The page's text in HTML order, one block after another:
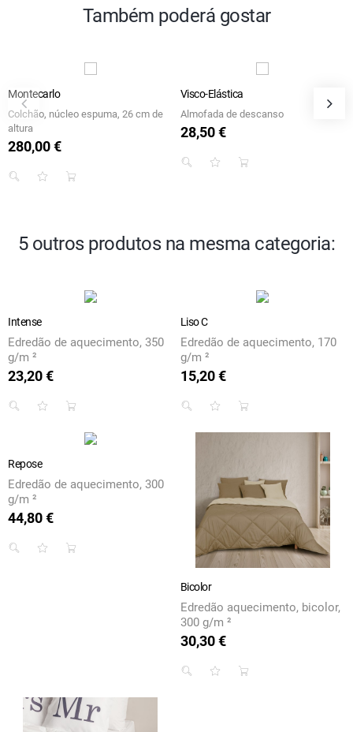
Também poderá gostar
Montecarlo
Colchão, núcleo espuma, 26 cm de
altura
Preço
280,00 €
Visco-Elástica
Almofada de descanso
Preço
28,50 €
5 outros produtos na mesma categoria:
Intense
Edredão de aquecimento, 350
g/m ²
Preço
23,20 €
Liso C
Edredão de aquecimento, 170
g/m ²
Preço
15,20 €
Repose
Edredão de aquecimento, 300
g/m ²
Preço
44,80 €
Bicolor
Edredão aquecimento, bicolor,
300 g/m ²
Preço
30,30 €